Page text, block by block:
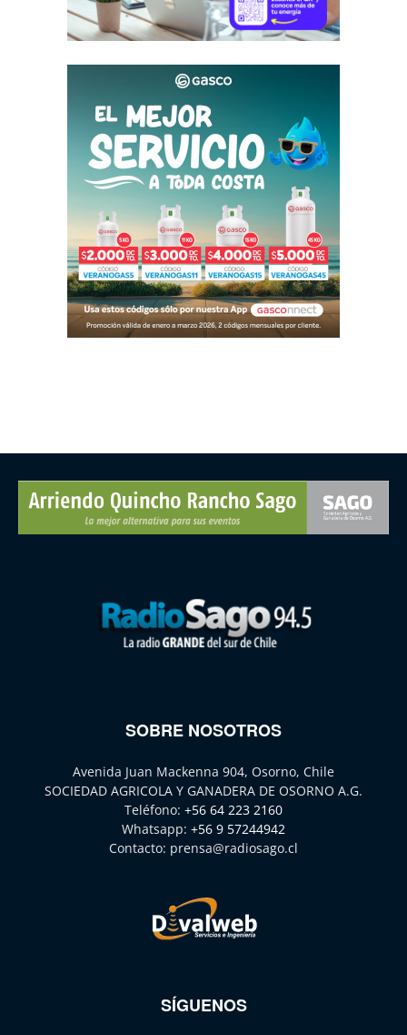
SOBRE NOSOTROS
Avenida Juan Mackenna 904, Osorno, Chile
SOCIEDAD AGRICOLA Y GANADERA DE OSORNO A.G.
Teléfono: +56 64 223 2160
Whatsapp: +56 9 57244942
Contacto: prensa@radiosago.cl
SÍGUENOS